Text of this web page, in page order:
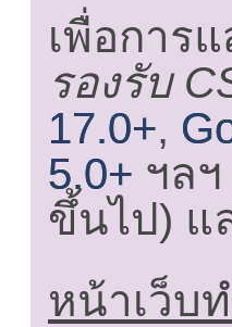
เพื่อการ
รองรับ
17.0+,
5.0+ ฯล
ขึ้นไป) แ
หน้าเว็บ